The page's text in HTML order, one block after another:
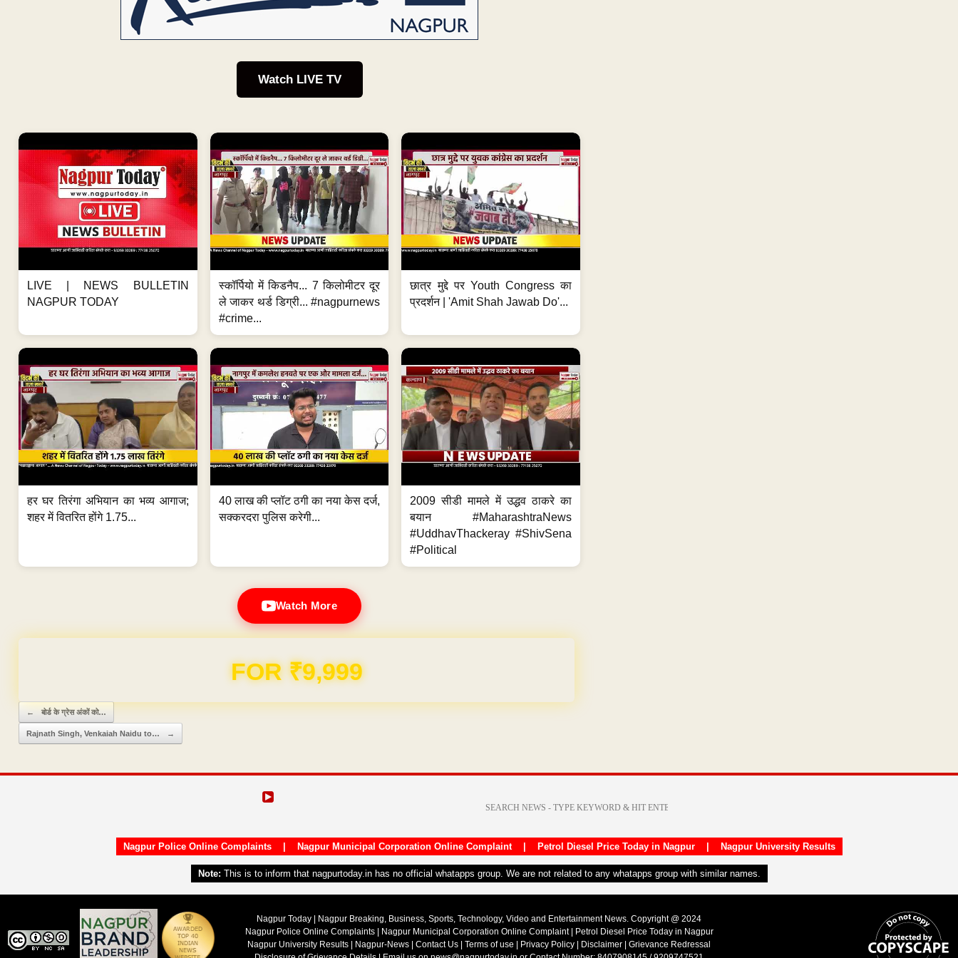
Watch LIVE TV
LIVE | NEWS BULLETIN
NAGPUR TODAY
स्कॉर्पियो में किडनैप... 7 किलोमीटर दूर
ले जाकर थर्ड डिग्री... #nagpurnews
#crime...
छात्र मुद्दे पर Youth Congress का
प्रदर्शन | 'Amit Shah Jawab Do'...
हर घर तिरंगा अभियान का भव्य आगाज;
शहर में वितरित होंगे 1.75...
40 लाख की प्लॉट ठगी का नया केस दर्ज,
सक्करदरा पुलिस करेगी...
2009 सीडी मामले में उद्धव ठाकरे का
बयान #MaharashtraNews
#UddhavThackeray #ShivSena
#Political
Watch More
Domain & Hosting FREE for 1 Year
Post navigation
← बोर्ड के ग्रेस अंकों को…
Rajnath Singh, Venkaiah Naidu to… →
Nagpur Police Online Complaints| Nagpur Municipal Corporation Online Complaint| Petrol Diesel Price Today in Nagpur| Nagpur University Results
Note: This is to inform that nagpurtoday.in has no official whatapps group. We are not related to any whatapps group with similar names.
Nagpur Today | Nagpur Breaking, Business, Sports, Technology, Video and Entertainment News. Copyright @ 2024
Nagpur Police Online Complaints| Nagpur Municipal Corporation Online Complaint|
Petrol Diesel Price Today in Nagpur
Nagpur University Results
Nagpur-News Contact Us Terms of use Privacy Policy Disclaimer
Grievance Redressal